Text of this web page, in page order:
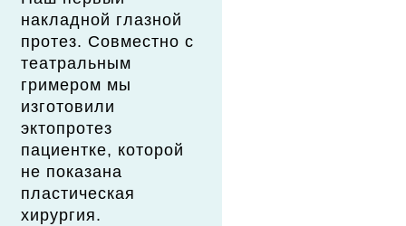
накладной глазной
протез. Совместно с
театральным
гримером мы
изготовили
эктопротез
пациентке, которой
не показана
пластическая
хирургия.